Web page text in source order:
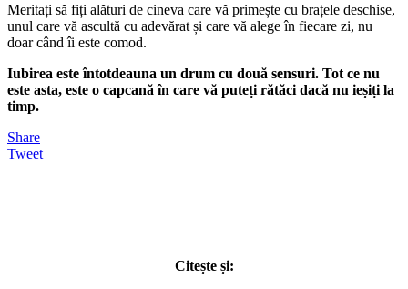
Meritați să fiți alături de cineva care vă primește cu brațele deschise,
unul care vă ascultă cu adevărat și care vă alege în fiecare zi, nu
doar când îi este comod.
Iubirea este întotdeauna un drum cu două sensuri. Tot ce nu
este asta, este o capcană în care vă puteți rătăci dacă nu ieșiți la
timp.
Share
Tweet
Citește și: